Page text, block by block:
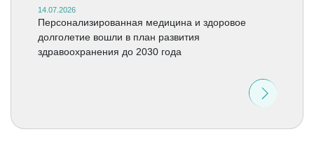
14.07.2026
Персонализированная медицина и здоровое
долголетие вошли в план развития
здравоохранения до 2030 года